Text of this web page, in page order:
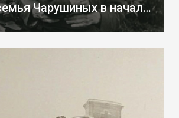
Как жила семья Чарушиных в начале 1940-х годов